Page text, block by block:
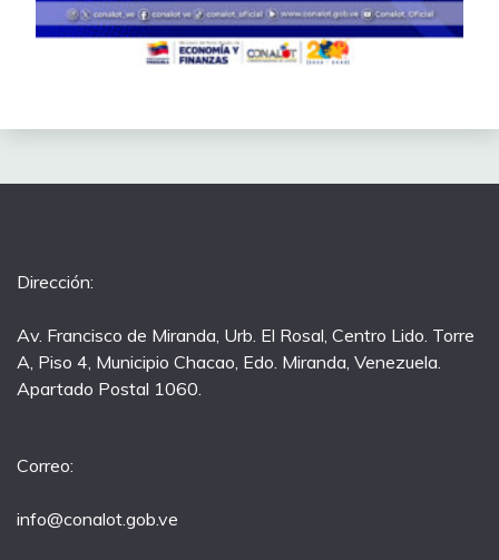
Dirección:
Av. Francisco de Miranda, Urb. El Rosal, Centro Lido. Torre
A, Piso 4, Municipio Chacao, Edo. Miranda, Venezuela.
Apartado Postal 1060.
Correo:
info@conalot.gob.ve